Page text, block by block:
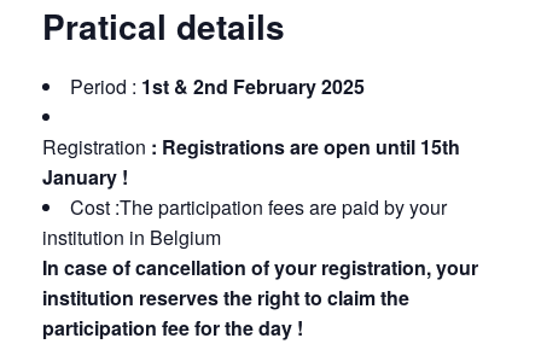
Pratical details
Period : 1st & 2nd February 2025
Registration : Registrations are open until 15th
January !
Cost :The participation fees are paid by your
institution in Belgium
In case of cancellation of your registration, your
institution reserves the right to claim the
participation fee for the day !